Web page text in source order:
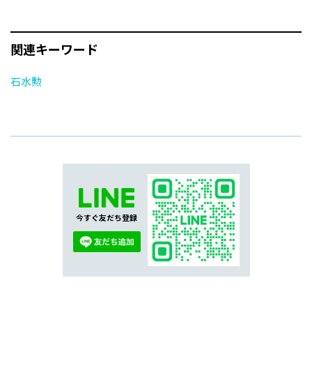
関連キーワード
石水勲
今すぐ友だち登録